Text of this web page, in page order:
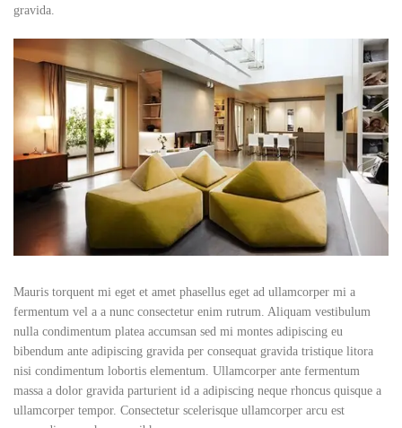
gravida.
Mauris torquent mi eget et amet phasellus eget ad ullamcorper mi a
fermentum vel a a nunc consectetur enim rutrum. Aliquam vestibulum
nulla condimentum platea accumsan sed mi montes adipiscing eu
bibendum ante adipiscing gravida per consequat gravida tristique litora
nisi condimentum lobortis elementum. Ullamcorper ante fermentum
massa a dolor gravida parturient id a adipiscing neque rhoncus quisque a
ullamcorper tempor. Consectetur scelerisque ullamcorper arcu est